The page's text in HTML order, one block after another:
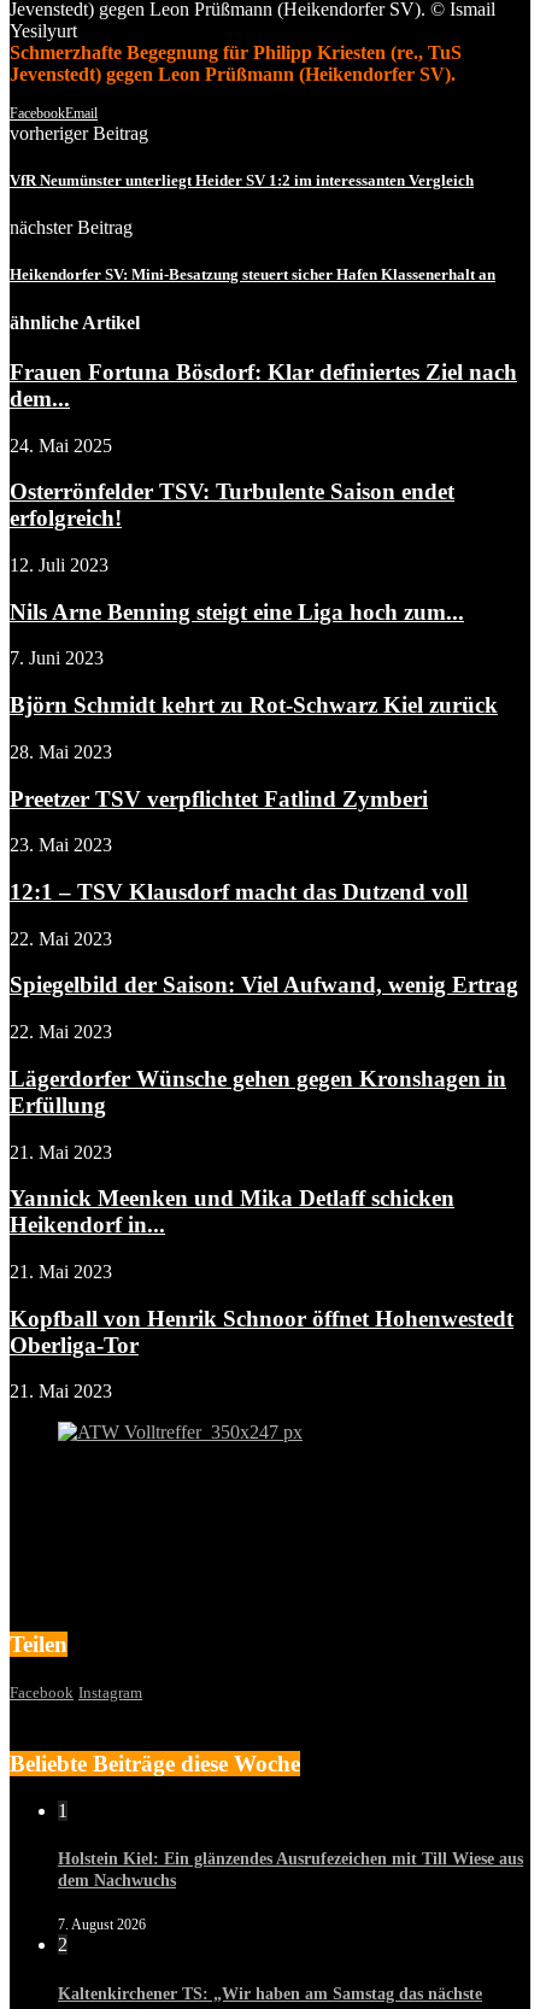
Schmerzhafte Begegnung für Philipp Kriesten (re., TuS
Jevenstedt) gegen Leon Prüßmann (Heikendorfer SV).
FacebookEmail
vorheriger Beitrag
VfR Neumünster unterliegt Heider SV 1:2 im interessanten Vergleich
nächster Beitrag
Heikendorfer SV: Mini-Besatzung steuert sicher Hafen Klassenerhalt an
ähnliche Artikel
Frauen Fortuna Bösdorf: Klar definiertes Ziel nach
dem...
24. Mai 2025
Osterrönfelder TSV: Turbulente Saison endet
erfolgreich!
12. Juli 2023
Nils Arne Benning steigt eine Liga hoch zum...
7. Juni 2023
Björn Schmidt kehrt zu Rot-Schwarz Kiel zurück
28. Mai 2023
Preetzer TSV verpflichtet Fatlind Zymberi
23. Mai 2023
12:1 – TSV Klausdorf macht das Dutzend voll
22. Mai 2023
Spiegelbild der Saison: Viel Aufwand, wenig Ertrag
22. Mai 2023
Lägerdorfer Wünsche gehen gegen Kronshagen in
Erfüllung
21. Mai 2023
Yannick Meenken und Mika Detlaff schicken
Heikendorf in...
21. Mai 2023
Kopfball von Henrik Schnoor öffnet Hohenwestedt
Oberliga-Tor
21. Mai 2023
Teilen
Facebook Instagram
Beliebte Beiträge diese Woche
1
Holstein Kiel: Ein glänzendes Ausrufezeichen mit Till Wiese aus
dem Nachwuchs
7. August 2026
2
Kaltenkirchener TS: „Wir haben am Samstag das nächste